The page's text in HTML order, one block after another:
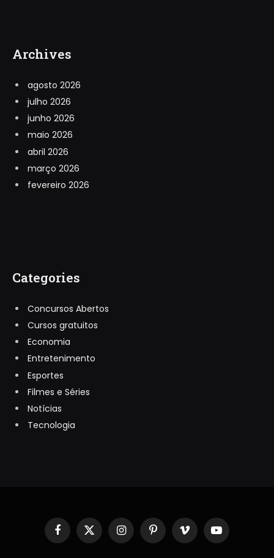
Archives
agosto 2026
julho 2026
junho 2026
maio 2026
abril 2026
março 2026
fevereiro 2026
Categories
Concursos Abertos
Cursos gratuitos
Economia
Entretenimento
Esportes
Filmes e Séries
Notícias
Tecnologia
Facebook
X
(Twitter)
InstagramPinterestVimeo YouTube